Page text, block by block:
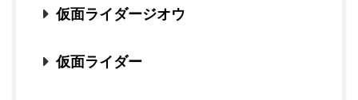
仮面ライダージオウ
仮面ライダー